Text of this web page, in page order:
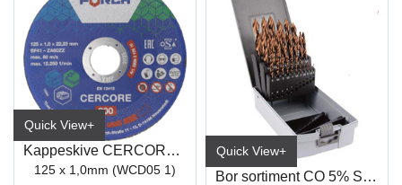
Quick View+
Kappeskive CERCORE 900 stål/inox
125 x 1,0mm (WCD05 1)
Quick View+
Bor sortiment CO 5% Step-Tech